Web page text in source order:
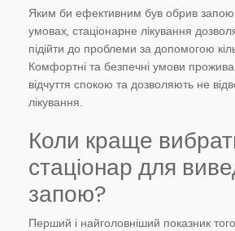
Яким би ефективним був обрив
умовах, стаціонарне лікування
підійти до проблеми за допомогою
Комфортні та безпечні умови
відчуття спокою та дозволяють не
лікування.
Коли краще
стаціонар для
запою?
Перший і найголовніший показник